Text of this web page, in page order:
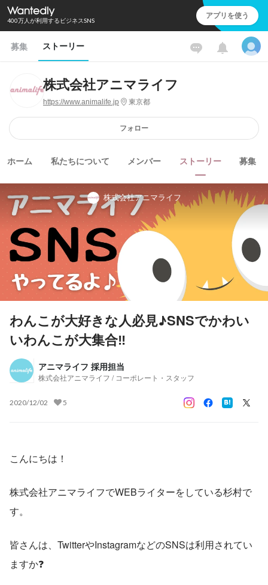
400万人が利用するビジネスSNS アプリを使う
募集 ストーリー
株式会社アニマライフ
https://www.animalife.jp 東京都
フォロー
ホーム 私たちについて メンバー ストーリー 募集
株式会社アニマライフ
わんこが大好きな人必見♪SNSでかわい
いわんこが大集合‼
アニマライフ 採用担当
株式会社アニマライフ / コーポレート・スタッフ
2020/12/02 5
こんにちは！
株式会社アニマライフでWEBライターをしている杉村で
す。
皆さんは、TwitterやInstagramなどのSNSは利用されてい
ますか❓